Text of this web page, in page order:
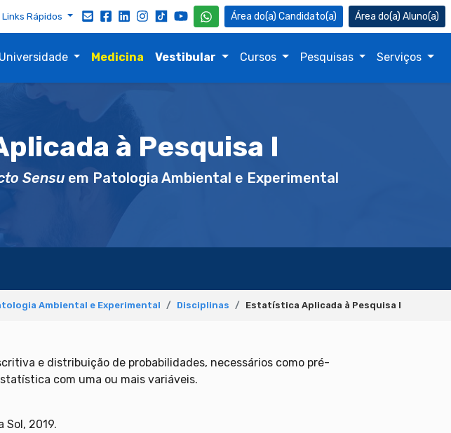
Links Rápidos Candidato(a) Aluno(a)
Universidade Medicina Vestibular Cursos Pesquisas Serviços
à Pesquisa I
Sensu em Patologia Ambiental e Experimental
Ambiental e Experimental Disciplinas Estatística Aplicada à Pesquisa I
e distribuição de probabilidades, necessários como pré-
com uma ou mais variáveis.
Sol, 2019.